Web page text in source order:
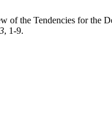
of the Tendencies for the
, 1-9.